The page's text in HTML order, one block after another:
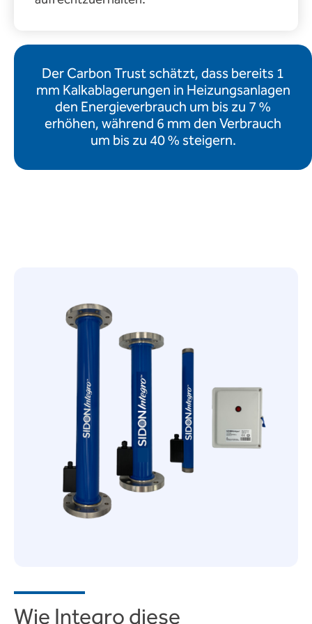
Der Carbon Trust schätzt, dass bereits 1
mm Kalkablagerungen in Heizungsanlagen
den Energieverbrauch um bis zu 7 %
erhöhen, während 6 mm den Verbrauch
um bis zu 40 % steigern.